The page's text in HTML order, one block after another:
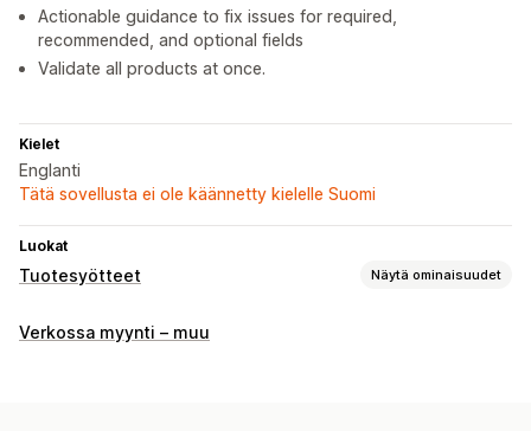
Actionable guidance to fix issues for required,
recommended, and optional fields
Validate all products at once.
Kielet
Englanti
Tätä sovellusta ei ole käännetty kielelle Suomi
Luokat
Tuotesyötteet Näytä ominaisuudet
Syötteen mukauttaminen
Verkossa myynti – muu